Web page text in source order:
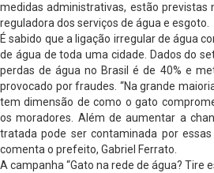
medidas administrativas, estão previstas
reguladora dos serviços de água e esgoto.
É sabido que a ligação irregular de água
de água de toda uma cidade. Dados do
perdas de água no Brasil é de 40% e
provocado por fraudes. “Na grande
tem dimensão de como o gato
os moradores. Além de aumentar a
tratada pode ser contaminada por
comenta o prefeito, Gabriel Ferrato.
A campanha “Gato na rede de água? Tire